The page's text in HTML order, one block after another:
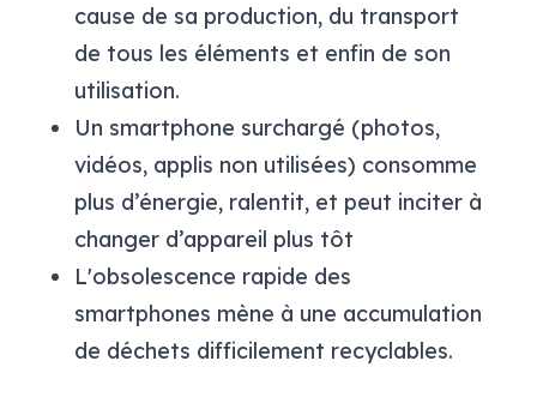
cause de sa production, du transport
de tous les éléments et enfin de son
utilisation.
Un smartphone surchargé (photos,
vidéos, applis non utilisées) consomme
plus d’énergie, ralentit, et peut inciter à
changer d’appareil plus tôt
L'obsolescence rapide des
smartphones mène à une accumulation
de déchets difficilement recyclables.